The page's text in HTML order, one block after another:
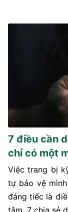
7 điều cần
chỉ có một
Việc trang bị
tự bảo vệ
đáng tiếc là